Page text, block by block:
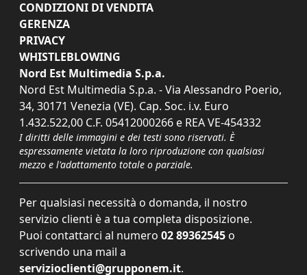
CONDIZIONI DI VENDITA
GERENZA
PRIVACY
WHISTLEBLOWING
Nord Est Multimedia S.p.a.
Nord Est Multimedia S.p.a. - Via Alessandro Poerio,
34, 30171 Venezia (VE). Cap. Soc. i.v. Euro
1.432.522,00 C.F. 05412000266 e REA VE-454332
I diritti delle immagini e dei testi sono riservati. È
espressamente vietata la loro riproduzione con qualsiasi
mezzo e l'adattamento totale o parziale.
Per qualsiasi necessità o domanda, il nostro
servizio clienti è a tua completa disposizione.
Puoi contattarci al numero 02 89362545 o
scrivendo una mail a
servizioclienti@grupponem.it.